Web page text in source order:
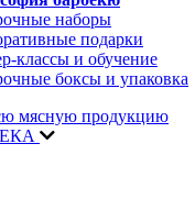
наборы
подарки
классы и обучение
боксы и упаковка
мясную продукцию